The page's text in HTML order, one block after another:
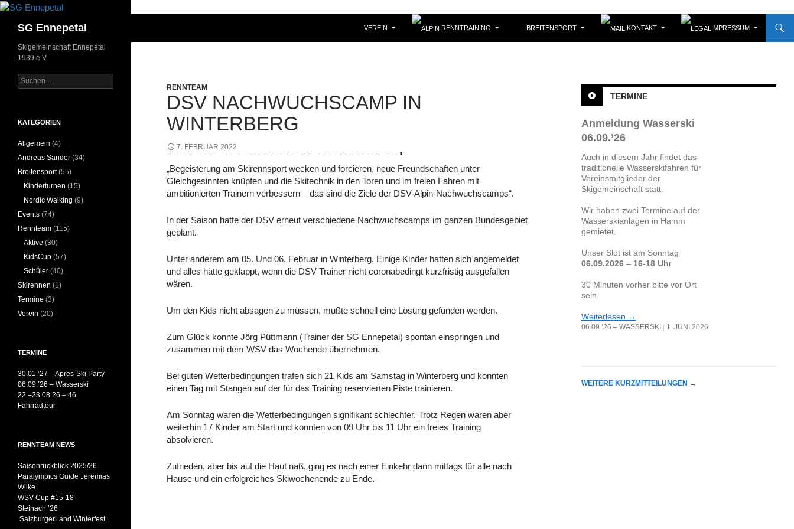
Zum
springenSG Ennepetal VEREIN RENNTRAINING BREITENSPORT KONTAKT IMPRESSUM
RENNTEAM
DSV NACHWUCHSCAMP IN
WINTERBERG
7. FEBRUAR 2022
WSV und SGE Retten DSV Nachwuchcamp
„Begeisterung am Skirennsport wecken und forcieren, neue Freundschaften unter
Gleichgesinnten knüpfen und die Skitechnik in den Toren und im freien Fahren mit
ambitionierten Trainern verbessern – das sind die Ziele der DSV-Alpin-Nachwuchscamps“.
In der Saison hatte der DSV erneut verschiedene Nachwuchscamps im ganzen Bundesgebiet
geplant.
Unter anderem am 05. Und 06. Februar in Winterberg. Einige Kinder hatten sich angemeldet
und alles hätte geklappt, wenn die DSV Trainer nicht coronabedingt kurzfristig ausgefallen
wären.
Um den Kids nicht absagen zu müssen, mußte schnell eine Lösung gefunden werden.
Zum Glück konnte Jörg Püttmann (Trainer der SG Ennepetal) spontan einspringen und
zusammen mit dem WSV das Wochende übernehmen.
Bei guten Wetterbedingungen trafen sich 21 Kids am Samstag in Winterberg und konnten
einen Tag mit Stangen auf der für das Training reservierten Piste trainieren.
Am Sonntag waren die Wetterbedingungen signifikant schlechter. Trotz Regen waren aber
weiterhin 17 Kinder am Start und konnten von 09 Uhr bis 11 Uhr ein freies Training
absolvieren.
Zufrieden, aber bis auf die Haut naß, ging es nach einer Einkehr dann mittags für alle nach
Hause und ein erfolgreiches Skiwochenende zu Ende.
TERMINE
Anmeldung Wasserski
06.09.’26
Auch in diesem Jahr findet das
traditionelle Wasserskifahren für
Vereinsmitglieder der
Skigemeinschaft statt.
Wir haben zwei Termine auf der
Wasserskianlagen in Hamm
gemietet.
Unser Slot ist am Sonntag
06.09.2026– 16-18 Uhr
30 Minuten vorher bitte vor Ort
sein.
Weiterlesen →
06.09.’26 – WASSERSKI 1. JUNI 2026
WEITERE KURZMITTEILUNGEN →
Skigemeinschaft Ennepetal
1939 e.V.
Suchen
nach:
KATEGORIEN
Allgemein (4)
Andreas Sander (34)
Breitensport(55)
Kinderturnen (15)
Nordic Walking (9)
Events (74)
Rennteam (115)
Aktive (30)
KidsCup (57)
Schüler (40)
Skirennen (1)
Termine (3)
Verein (20)
TERMINE
30.01.’27 – Apres-Ski Party
06.09.’26 – Wasserski
22.–23.08.26 – 46.
Fahrradtour
RENNTEAM NEWS
Saisonrückblick 2025/26
Paralympics Guide Jeremias
Wilke
WSV Cup #15-18
Steinach ’26
SalzburgerLand Winterfest